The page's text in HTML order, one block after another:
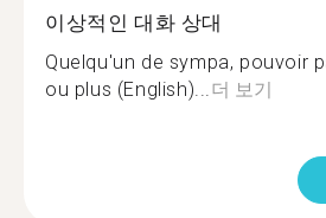
이상적인 대화 상대
Quelqu'un de sympa, pouvoir
ou plus (English)...더 보기